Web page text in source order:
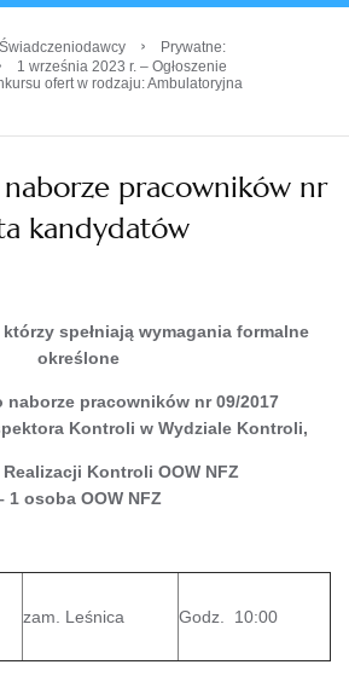
›
Prywatne:
1 września 2023 r. – Ogłoszenie
ofert w rodzaju: Ambulatoryjna
naborze pracowników nr
kandydatów
spełniają wymagania formalne
określone
naborze pracowników nr 09/2017
Kontroli w Wydziale Kontroli,
Kontroli OOW NFZ
1 osoba OOW NFZ
zam. Leśnica Godz. 10:00